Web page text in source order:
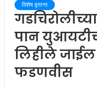
विशेष वृतान्त
पान
लिहीले जाईल
फडणवीस